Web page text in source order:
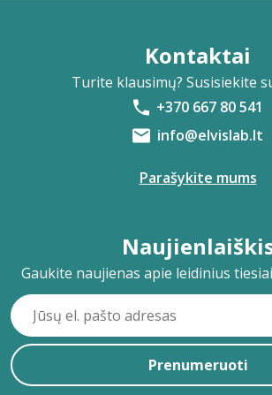
Kontaktai
Turite klausimų? Susisiekite
+370 667 80 541
info@elvislab.lt
Parašykite mums
Gaukite naujienas apie leidinius
Prenumeruoti